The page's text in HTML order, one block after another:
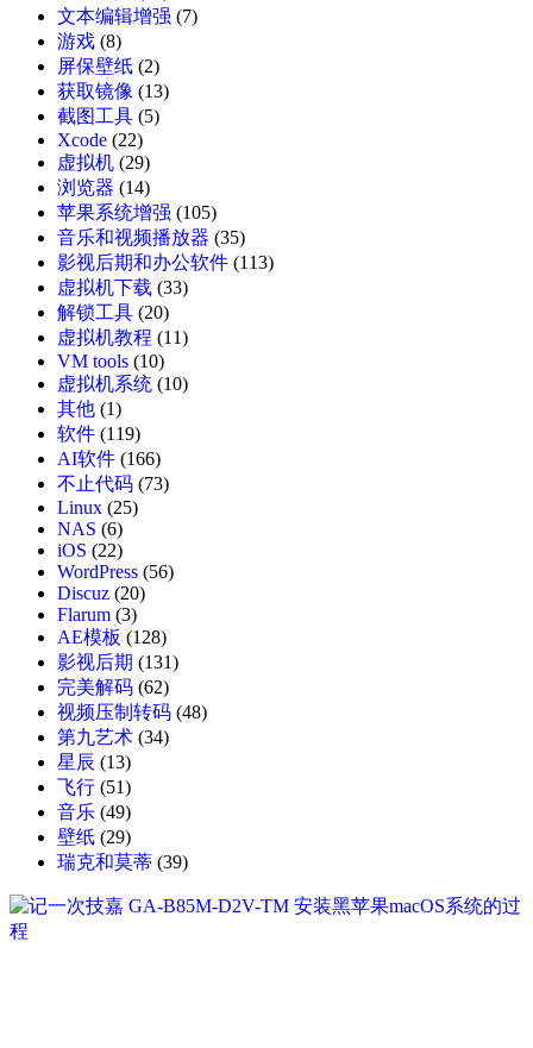
文本编辑增强 (7)
游戏 (8)
屏保壁纸 (2)
获取镜像 (13)
截图工具 (5)
Xcode (22)
虚拟机 (29)
浏览器 (14)
苹果系统增强 (105)
音乐和视频播放器 (35)
影视后期和办公软件 (113)
虚拟机下载 (33)
解锁工具 (20)
虚拟机教程 (11)
VM tools (10)
虚拟机系统 (10)
其他 (1)
软件 (119)
AI软件 (166)
不止代码 (73)
Linux (25)
NAS (6)
iOS (22)
WordPress (56)
Discuz (20)
Flarum (3)
AE模板 (128)
影视后期 (131)
完美解码 (62)
视频压制转码 (48)
第九艺术 (34)
星辰 (13)
飞行 (51)
音乐 (49)
壁纸 (29)
瑞克和莫蒂 (39)